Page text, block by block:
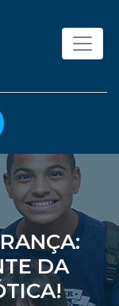
DA